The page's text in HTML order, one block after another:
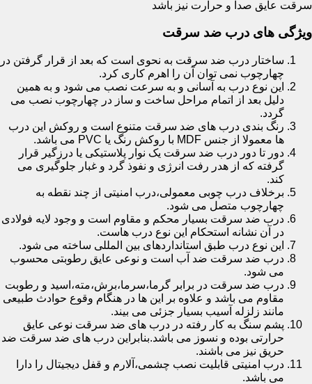
سرقت عایق صدا و حرارت نیز باشد
ویژگی های درب ضد سرقت
ساختار درب ضد سرقت به نحوی است که بعد از قرار گرفتن در
چهارچوب نمی توان آن را اهرم کاری کرد.
این نوع درب به آسانی و به سرعت نصب می شود و به همین
دلیل بعد از اتمام مراحل ساخت و ساز در چهارچوب نصب می
گردد.
رنگ بندی درب های ضد سرقت متنوع است و روکش این درب
ها معمولا از جنس MDF با روکش رنگ یا PVC می باشد.
دور تا دور درب ضد سرقت یک نوار پلاستیکی یا درزگیر قرار
گرفته که از هدر رفت انرژی و نفوذ گرد و غبار جلوگیری می
کند.
برخلاف درب چوبی معمولی،درب امنیتی از چند نقطه به
چهارچوب متصل می شود.
درب ضد سرقت بسیار محکم و مقاوم است و وجود لایه فولادی
در آن نشانه استحکام این نوع درب هاست.
این نوع درب طبق استانداردهای بین المللی ساخته می شود.
درب ضد سرقت ضد آب است و نوعی عایق رطوبتی محسوب
می شود.
درب ضد سرقت در برابر گرما،سرما،برش،مته،اسید و رطوبت
مقاوم می باشد و علاوه بر این ها در هنگام وقوع حوادث طبیعی
مانند زلزله آسیب بسیار جزئی می بیند.
پشم سنگ به کار رفته در درب های ضد سرقت نوعی عایق
حرارتی بوده و نسوز می باشد.بنابراین درب های ضد سرقت ضد
حریق نیز می باشند.
درب امنیتی قابلیت نصب چشمی،آلارم و قفل دیجیتال را دارا
می باشد.